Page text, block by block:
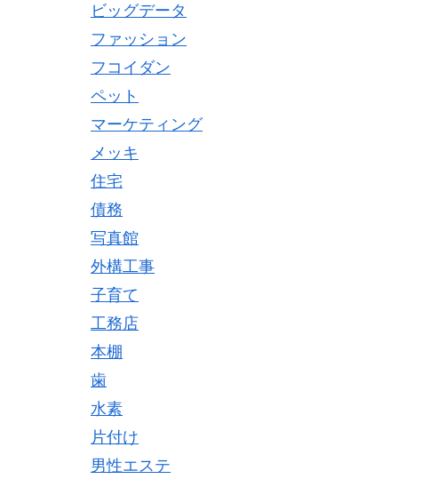
ビッグデータ
ファッション
フコイダン
ペット
マーケティング
メッキ
住宅
債務
写真館
外構工事
子育て
工務店
本棚
歯
水素
片付け
男性エステ